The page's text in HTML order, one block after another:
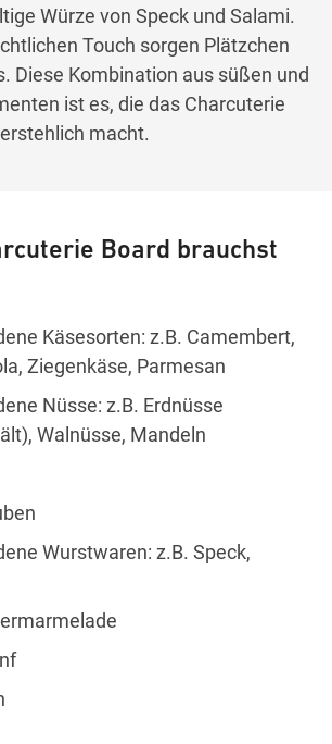
Würze von Speck und Salami.
Touch sorgen Plätzchen
Diese Kombination aus süßen und
ist es, die das Charcuterie
macht.
Board brauchst
Käsesorten: z.B. Camembert,
Ziegenkäse, Parmesan
Nüsse: z.B. Erdnüsse
Walnüsse, Mandeln
Wurstwaren: z.B. Speck,